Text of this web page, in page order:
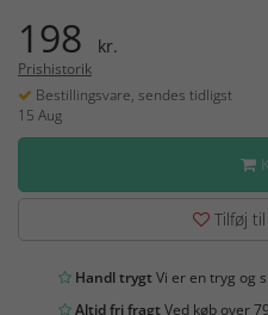
198 kr.
Prishistorik
Bestillingsvare, sendes tidligst
15 Aug
Tilføj
Handl trygtVi er en tryg og
Altid fri fragtVed køb over